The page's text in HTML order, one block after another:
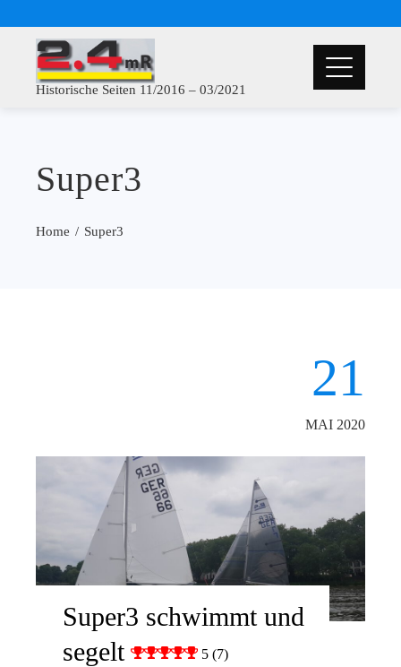
Historische Seiten 11/2016 – 03/2021
Super3
Home Super3
21
MAI 2020
Super3 schwimmt und
segelt
5 (7)